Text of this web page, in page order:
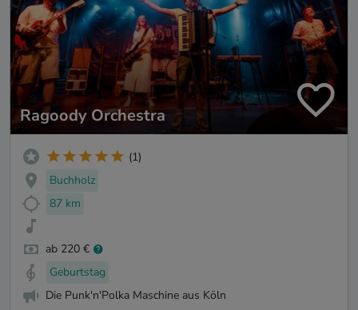
Ragoody Orchestra
(1)
Buchholz
87 km
ab 220 €
Geburtstag
Die Punk'n'Polka Maschine aus Köln